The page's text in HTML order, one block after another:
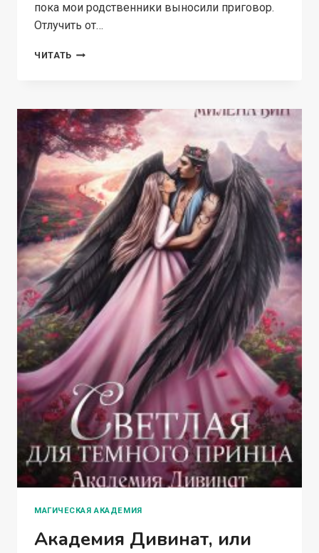
пока мои родственники выносили приговор.
Отлучить от…
ЧИТАТЬ БЕЛОСНЕЖКА
МАГИЧЕСКАЯ АКАДЕМИЯ
Академия Дивинат, или